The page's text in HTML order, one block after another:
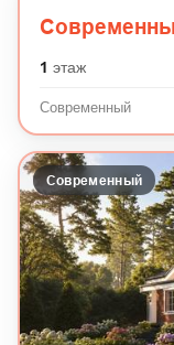
1 этаж
Современный
Современный